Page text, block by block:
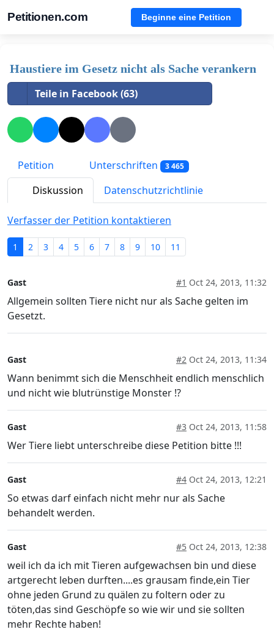
Petitionen.com Beginne eine Petition
Haustiere im Gesetz nicht als Sache verankern
Teile in Facebook (63)
Petition Unterschriften 3 465
Diskussion Datenschutzrichtlinie
Verfasser der Petition kontaktieren
1 2 3 4 5 6 7 8 9 10 11
Gast #1 Oct 24, 2013, 11:32
Allgemein sollten Tiere nicht nur als Sache gelten im
Gesetzt.
Gast #2 Oct 24, 2013, 11:34
Wann benimmt sich die Menschheit endlich menschlich
und nicht wie blutrünstige Monster !?
Gast #3 Oct 24, 2013, 11:58
Wer Tiere liebt unterschreibe diese Petition bitte !!!
Gast #4 Oct 24, 2013, 12:21
So etwas darf einfach nicht mehr nur als Sache
behandelt werden.
Gast #5 Oct 24, 2013, 12:38
weil ich da ich mit Tieren aufgewachsen bin und diese
artgerecht leben durften....es grausam finde,ein Tier
ohne jeden Grund zu quälen zu foltern oder zu
töten,das sind Geschöpfe so wie wir und sie sollten
mehr Rechte haben!